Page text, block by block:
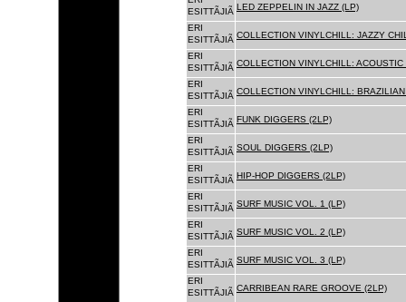
ESITTÃJIÃ LED ZEPPELIN IN JAZZ (LP)
ERI
ESITTÃJIÃ COLLECTION VINYLCHILL: JAZZY
ERI
ESITTÃJIÃ COLLECTION VINYLCHILL: ACOUSTIC
ERI
ESITTÃJIÃ COLLECTION VINYLCHILL:
ERI
ESITTÃJIÃ FUNK DIGGERS (2LP)
ERI
ESITTÃJIÃ SOUL DIGGERS (2LP)
ERI
ESITTÃJIÃ HIP-HOP DIGGERS (2LP)
ERI
ESITTÃJIÃ SURF MUSIC VOL. 1 (LP)
ERI
ESITTÃJIÃ SURF MUSIC VOL. 2 (LP)
ERI
ESITTÃJIÃ SURF MUSIC VOL. 3 (LP)
ERI
ESITTÃJIÃ CARRIBEAN RARE GROOVE (2LP)